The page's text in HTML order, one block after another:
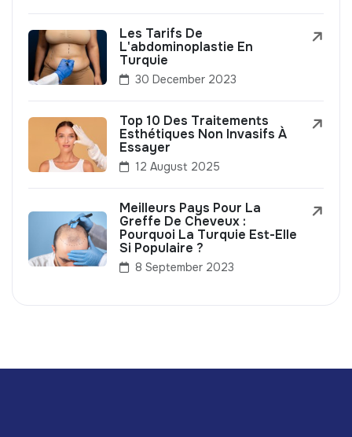
Les Tarifs De
L'abdominoplastie En
Turquie
30 December 2023
Top 10 Des Traitements
Esthétiques Non Invasifs À
Essayer
12 August 2025
Meilleurs Pays Pour La
Greffe De Cheveux :
Pourquoi La Turquie Est-Elle
Si Populaire ?
8 September 2023